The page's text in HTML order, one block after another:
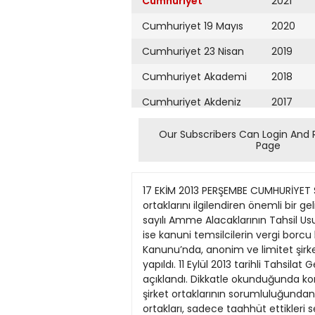
Cumhuriyet 19 Mayıs
Cumhuriyet 23 Nisan
Cumhuriyet Akademi
Cumhuriyet Akdeniz
Cumhuriyet Alışveriş
Cumhuriyet Ankara
Cumhuriyet Büyük
Taaruz
Cumhuriyet
Cumartesi
Cumhuriyet Çevre
2020
2019
2018
2017
2016
2015
2013
2012
2011
2010
2009
Our Subscribers Can Login And
Page
17 EKİM 2013 PERŞEMBE CUMHURİYET SAYFA 13 ürkiye’de faal limitet T ve anonim şirket (AŞ) sayısı 700 bine yakın. İşte bu şirketlerin ortaklarını ilgilendiren önemli bir gelişmeye dikkat çekmek istiyorum. Bilindiği gibi vergi mükelleflerinin borçlarının tahsil ve takibini, 6183 sayılı Amme Alacaklarının Tahsil Usulü Hakkında Kanun düzenler. Kanunun 35. maddesi limitet şirket ortaklarının, mükerrer 35. maddesi ise kanuni temsilcilerin vergi borcu karşısındaki sorumluluğuna ilişkin hükümlere yer verir. Yakın zamanda, 6102 sayılı Türk Ticaret Kanunu’nda, anonim ve limitet şirketlerde ortaklık, yöneticilik, temsilcilik ve bu sıfatlarla hakların devri konularında yeni düzenlemeler yapıldı. 11 Eylül 2013 tarihli Tahsilat Genel Tebliği ile de şirketlerin ortakları veya yöneticilerinin vergi borcu sorumluluğuna ilişkin yenilikler açıklandı. Dikkatle okunduğunda konunun inceliğinin çok olduğu görülebiliyor. Tasnifleyerek yorumlamakta fayda var. Öncelikle anonim şirket ortaklarının sorumluluğundan başlayalım. Eskiden olduğu gibi, anonim şirketlerin yönetim kurulu üyesi (kanuni temsilci) olmayan ortakları, sadece taahhüt ettikleri sermaye ile sınırlı olarak sorumlu. Bu sınırın ötesinde şirketin vergi borcu nedeniyle ayrıca kişilerden birinin mutlak surette yönetim kurulu üyelerinden birisi olması. Şimdi de limitet şirket ortaklarının sorumluluğuna bakalım. Bu kişiler, şirketin vergi borcundan hisseleri oranında sorumludur. Şirketteki ortaklık payını, devreden ortağın sonraki dönemlere ilişkin vergi borcundan sorumlu olmaması için pay devrini TTK’nin 595. maddesinde belirtilen şekilde yapması gerekir. Buna göre; • Ortaklık payının/esas sermaye payının devri ve devir borcunu doğuran işlemlerin yazılı şekilde yapılması, • Tarafların imzalarının noterce onaylanması, • Şirket sözleşmesinde aksi öngörülmemişse, esas sermaye payının devri için ortaklar genel kurulunun onayının alınması, • Başvurudan itibaren üç ay içinde genel kurul devri reddetmemesi ve onaylaması gerekir. Ve son olarak limitet şirket yönetici veya temsilcilerinin sorumluluğunu yorumlayalım. 6102 sayılı TTK’ye göre tespit edilen kanuni temsilci, yani şirket müdürü hakkındaki takip AŞ yöneticilerinde olduğu gibi 6183 sayılı kanunun mükerrer 35. maddesine göre yapılacak. Bu durumda şirket müdürü, şirketin vergi borcunun tamamından, müşterek ve müteselsilen sorumlu olacak. Duyurulur… Ev hizmeti ve sigorta Ev hizmetlerinde çalışanların sigortalı olup olmayacağı yine gündemde. Mevcut sosyal güvenlik uygulamasında ücretle ve sürekli olarak ev hizmetlerinde çalıştırılanların sigortalı olması gerekir. Yani zaman zaman günübirlik ev hizmetlerinde çalışanlar sigortalı sayılmaz. Gündelikçi olarak